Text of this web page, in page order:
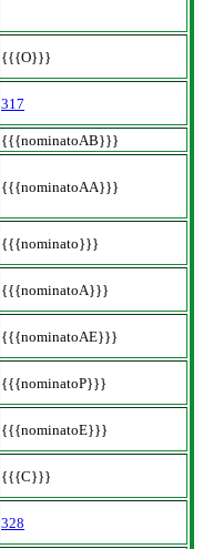
{{{O}}}
317
{{{nominatoAB}}}
{{{nominatoAA}}}
{{{nominato}}}
{{{nominatoA}}}
{{{nominatoAE}}}
{{{nominatoP}}}
{{{nominatoE}}}
{{{C}}}
328